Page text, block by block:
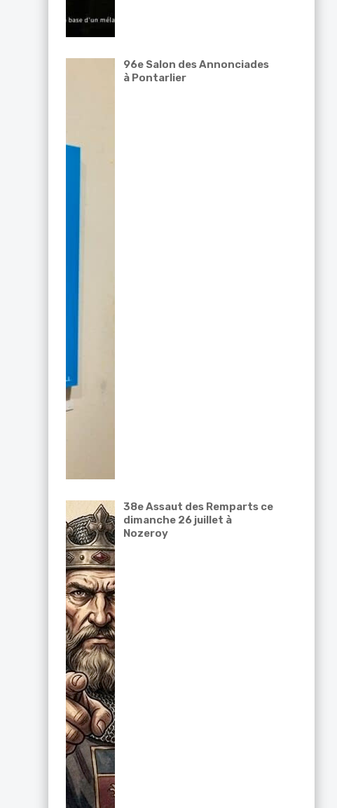
96e Salon des Annonciades
à Pontarlier
38e Assaut des Remparts ce
dimanche 26 juillet à
Nozeroy